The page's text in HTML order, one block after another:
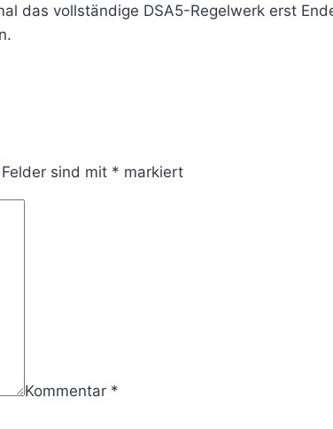
das vollständige DSA5-Regelwerk erst
sind mit * markiert
Kommentar *